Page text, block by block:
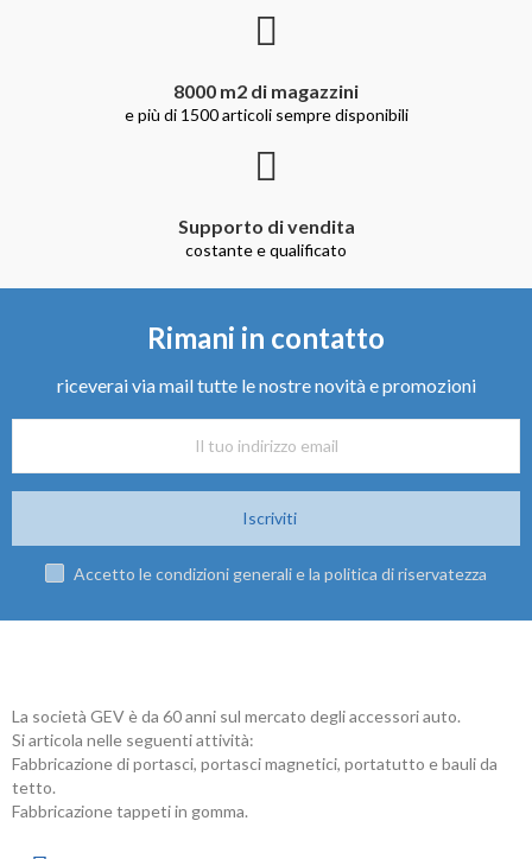
8000 m2 di magazzini
e più di 1500 articoli sempre disponibili
Supporto di vendita
costante e qualificato
Rimani in contatto
riceverai via mail tutte le nostre novità e promozioni
Iscriviti
Accetto le condizioni generali e la politica di riservatezza
La società GEV è da 60 anni sul mercato degli accessori auto.
Si articola nelle seguenti attività:
Fabbricazione di portasci, portasci magnetici, portatutto e bauli da
tetto.
Fabbricazione tappeti in gomma.